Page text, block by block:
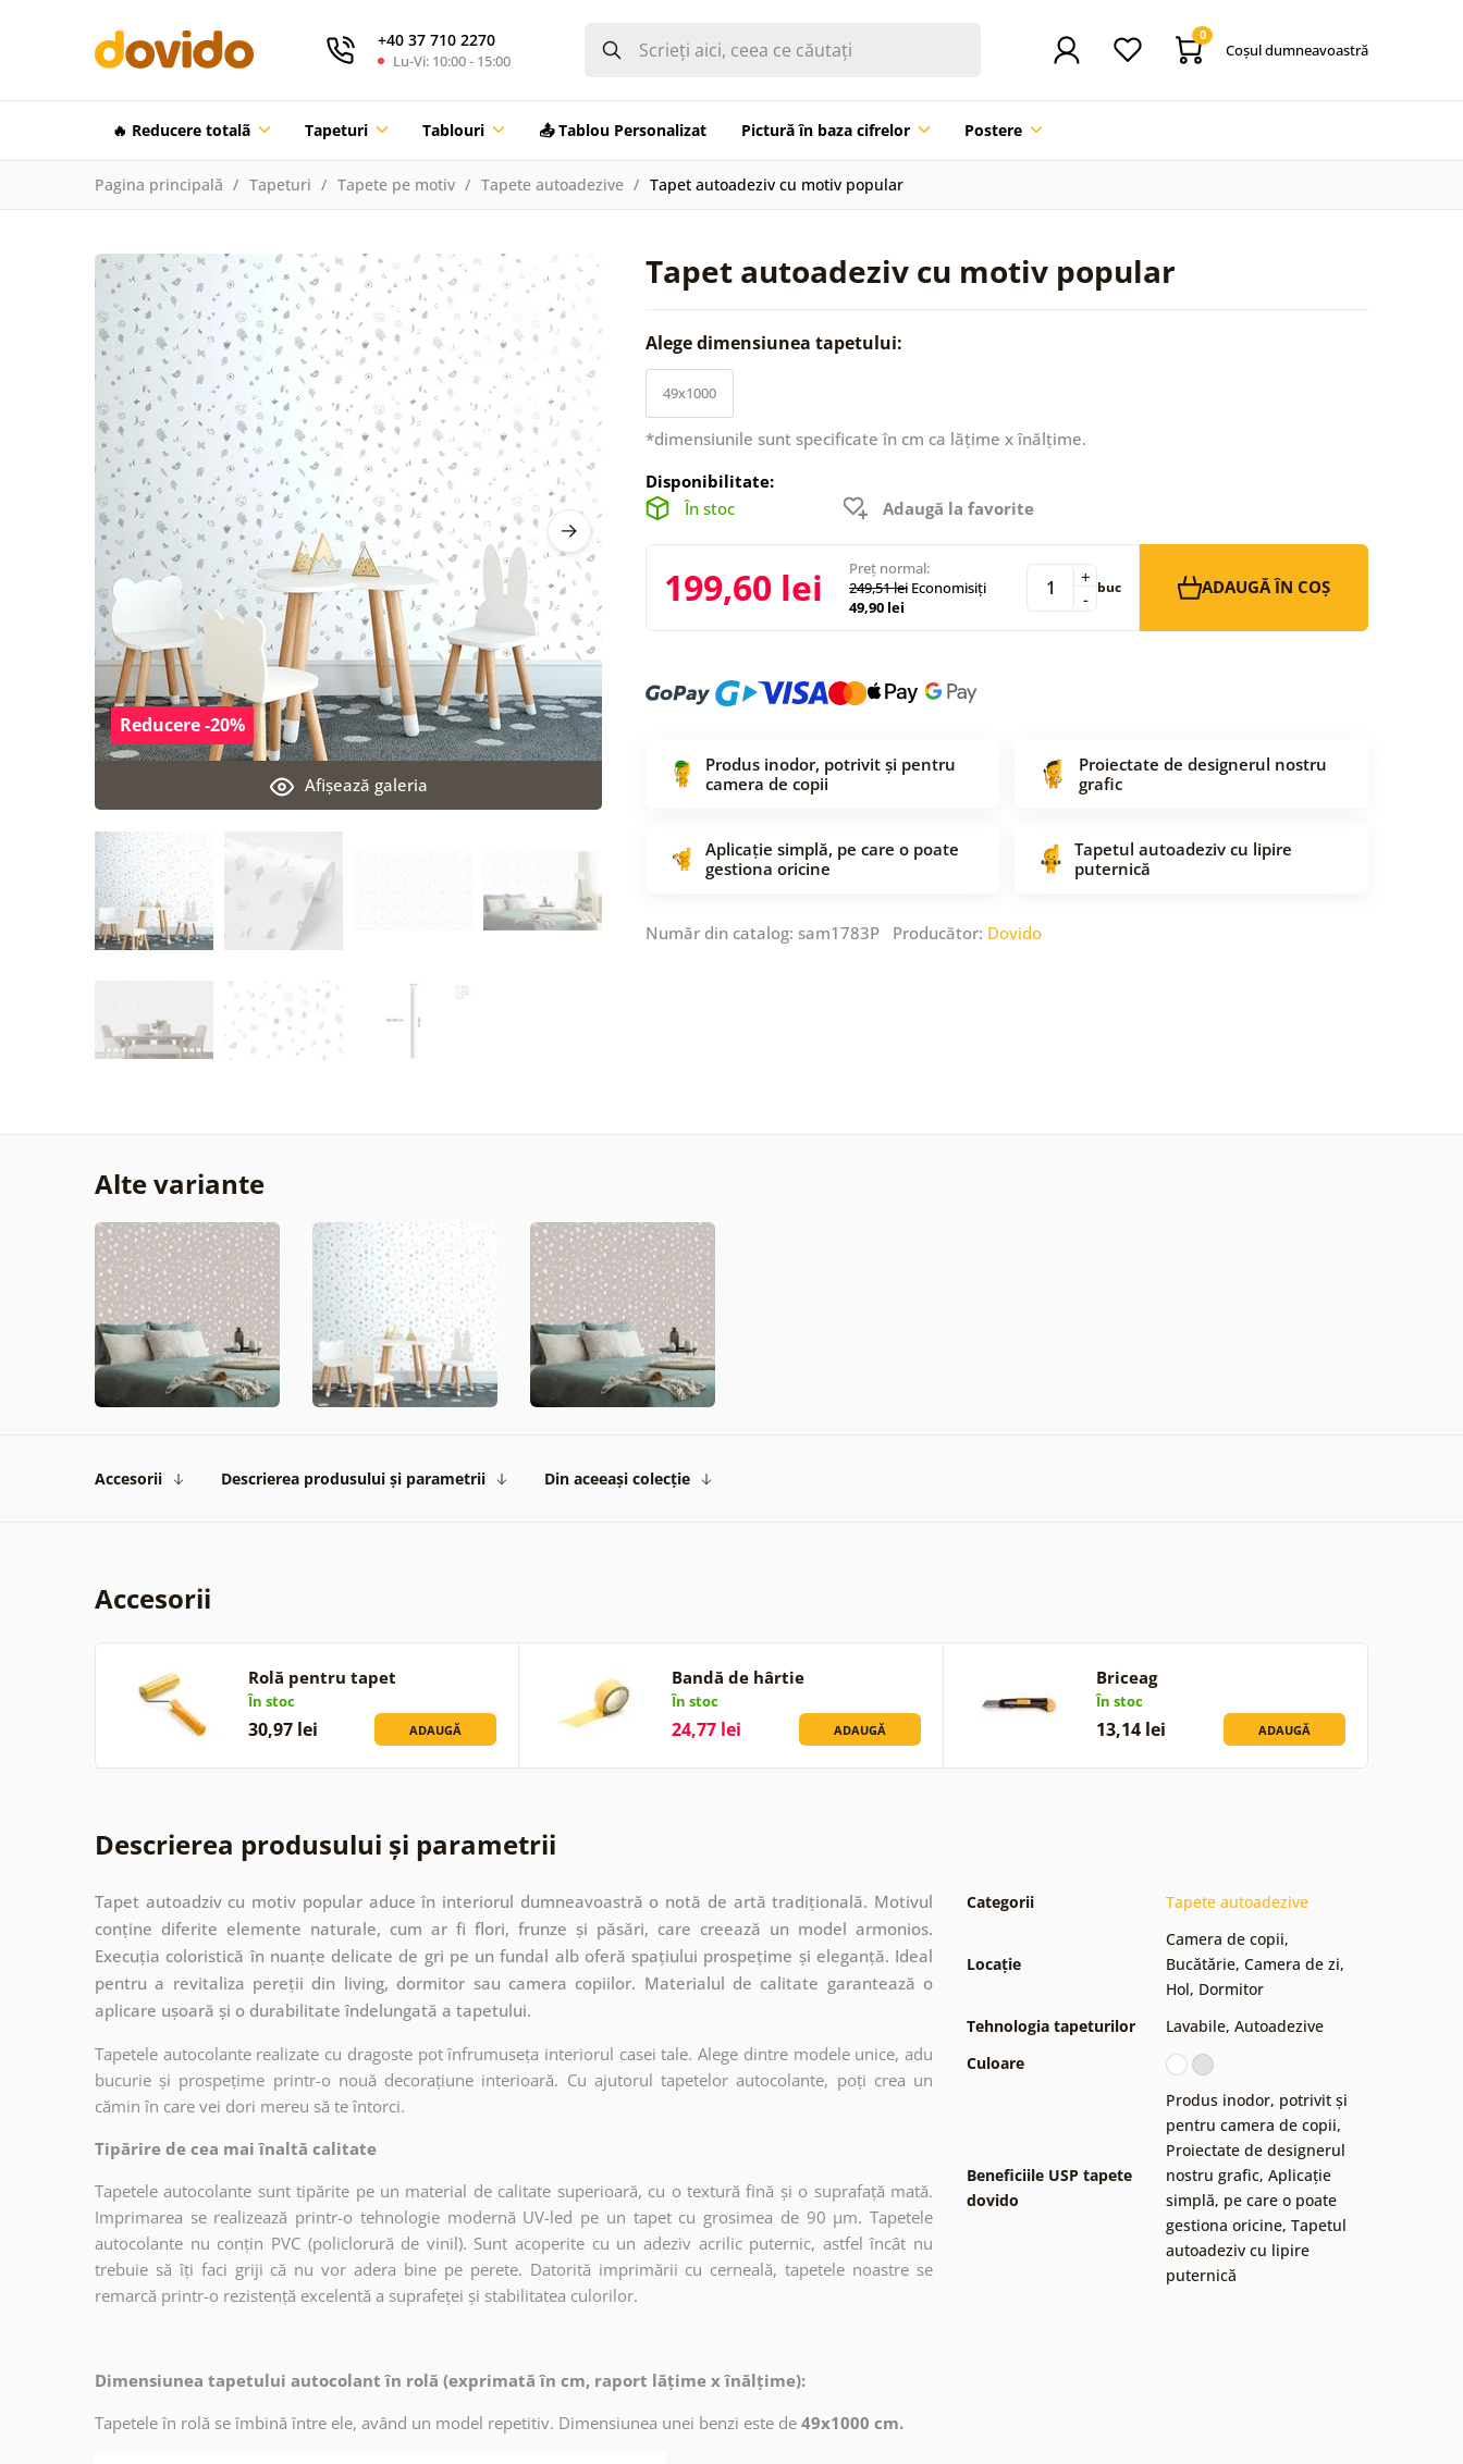
+40 37 710 2270
Lu-Vi: 10:00 - 15:00
0
Coşul dumneavoastră
🔥 Reducere totalã Tapeturi Tablouri 📤 Tablou Personalizat Pictură în baza cifrelor Postere
Pagina principală Tapeturi Tapete pe motiv Tapete autoadezive Tapet autoadeziv cu motiv popular
Tapet autoadeziv cu motiv popular
Afişează galeria
Reducere -20%
Alege dimensiunea tapetului:
49x1000
*dimensiunile sunt specificate în cm ca lățime x înălțime.
Disponibilitate:
În stoc
Adaugă la favorite
199,60 lei
Preț normal:
249,51 lei Economisiți
49,90 lei
-
+ buc ADAUGĂ ÎN COȘ
Produs inodor, potrivit și pentru
camera de copii
Proiectate de designerul nostru
grafic
Aplicație simplă, pe care o poate
gestiona oricine
Tapetul autoadeziv cu lipire
puternică
Număr din catalog: sam1783P Producător: Dovido
Alte variante
Accesorii Descrierea produsului și parametrii Din aceeași colecție
Accesorii
Rolă pentru tapet
În stoc
30,97 lei ADAUGĂ
Bandă de hârtie
În stoc
24,77 lei ADAUGĂ
Briceag
În stoc
13,14 lei ADAUGĂ
Descrierea produsului și parametrii
Tapet autoadziv cu motiv popular aduce în interiorul dumneavoastră o notă de artă tradițională. Motivul
conține diferite elemente naturale, cum ar fi flori, frunze și păsări, care creează un model armonios.
Execuția coloristică în nuanțe delicate de gri pe un fundal alb oferă spațiului prospețime și eleganță. Ideal
pentru a revitaliza pereții din living, dormitor sau camera copiilor. Materialul de calitate garantează o
aplicare ușoară și o durabilitate îndelungată a tapetului.
Tapetele autocolante realizate cu dragoste pot înfrumuseța interiorul casei tale. Alege dintre modele unice, adu
bucurie și prospețime printr-o nouă decorațiune interioară. Cu ajutorul tapetelor autocolante, poți crea un
cămin în care vei dori mereu să te întorci.
Tipărire de cea mai înaltă calitate
Tapetele autocolante sunt tipărite pe un material de calitate superioară, cu o textură fină și o suprafață mată.
Imprimarea se realizează printr-o tehnologie modernă UV-led pe un tapet cu grosimea de 90 µm. Tapetele
autocolante nu conțin PVC (policlorură de vinil). Sunt acoperite cu un adeziv acrilic puternic, astfel încât nu
trebuie să îți faci griji că nu vor adera bine pe perete. Datorită imprimării cu cerneală, tapetele noastre se
remarcă printr-o rezistență excelentă a suprafeței și stabilitatea culorilor.
Dimensiunea tapetului autocolant în rolă (exprimată în cm, raport lățime x înălțime):
Tapetele în rolă se îmbină între ele, având un model repetitiv. Dimensiunea unei benzi este de 49x1000 cm.
Categorii Tapete autoadezive
Locație
Camera de copii,
Bucătărie, Camera de zi,
Hol, Dormitor
Tehnologia tapeturilor
Lavabile, Autoadezive
Culoare
Beneficiile USP tapete
dovido
Produs inodor, potrivit și
pentru camera de copii,
Proiectate de designerul
nostru grafic, Aplicație
simplă, pe care o poate
gestiona oricine, Tapetul
autoadeziv cu lipire
puternică